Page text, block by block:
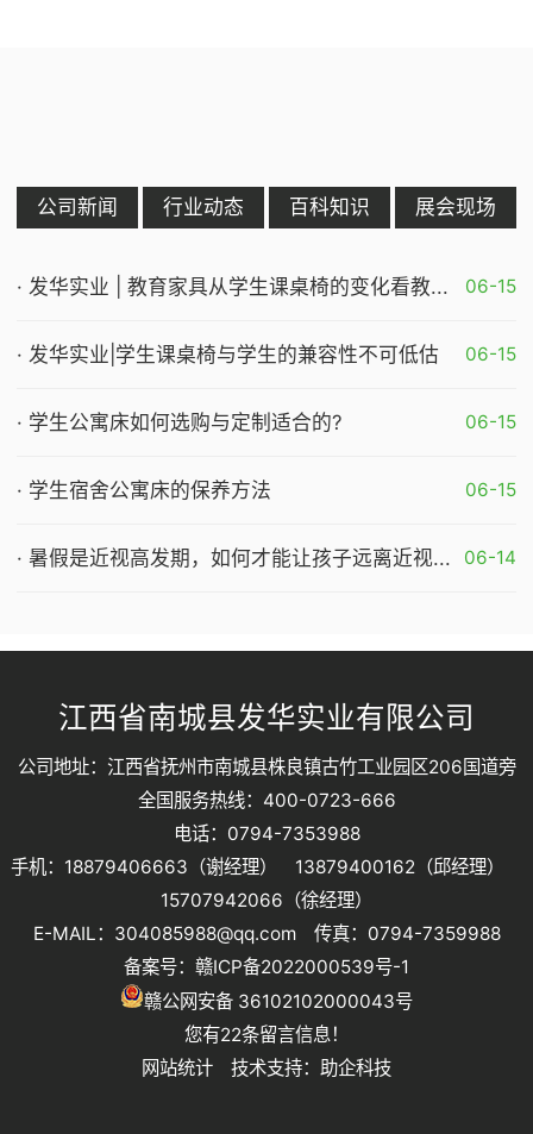
公司新闻 行业动态 百科知识 展会现场
· 发华实业 | 教育家具从学生课桌椅的变化看教... 06-15
· 发华实业|学生课桌椅与学生的兼容性不可低估 06-15
· 学生公寓床如何选购与定制适合的? 06-15
· 学生宿舍公寓床的保养方法 06-15
· 暑假是近视高发期，如何才能让孩子远离近视... 06-14
江西省南城县发华实业有限公司
公司地址：江西省抚州市南城县株良镇古竹工业园区206国道旁
全国服务热线：400-0723-666
电话：0794-7353988
手机：18879406663（谢经理） 13879400162（邱经理）
15707942066（徐经理）
E-MAIL：304085988@qq.com 传真：0794-7359988
备案号： 赣ICP备2022000539号-1
赣公网安备 36102102000043号
您有22条留言信息！
网站统计 技术支持： 助企科技